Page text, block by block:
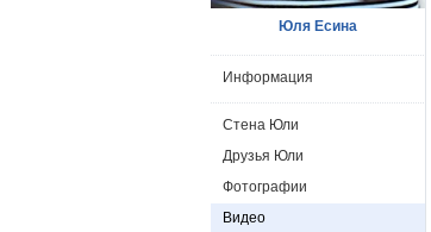
Юля Есина
Информация
Стена Юли
Друзья Юли
Фотографии
Видео